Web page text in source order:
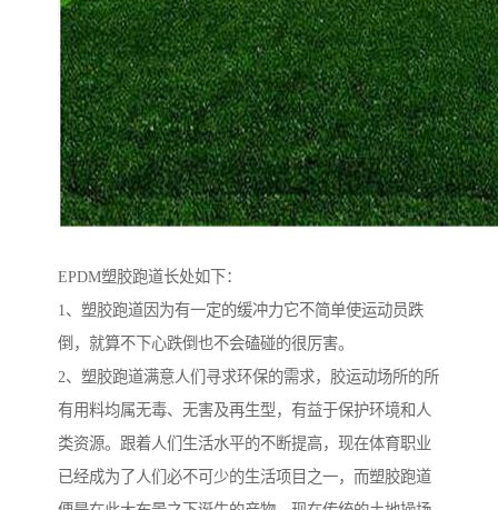
EPDM塑胶跑道长处如下：
1、塑胶跑道因为有一定的缓冲力它不简单使运动员跌
倒，就算不下心跌倒也不会磕碰的很厉害。
2、塑胶跑道满意人们寻求环保的需求，胶运动场所的所
有用料均属无毒、无害及再生型，有益于保护环境和人
类资源。跟着人们生活水平的不断提高，现在体育职业
已经成为了人们必不可少的生活项目之一，而塑胶跑道